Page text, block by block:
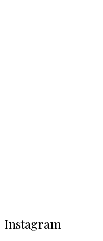
Instagram